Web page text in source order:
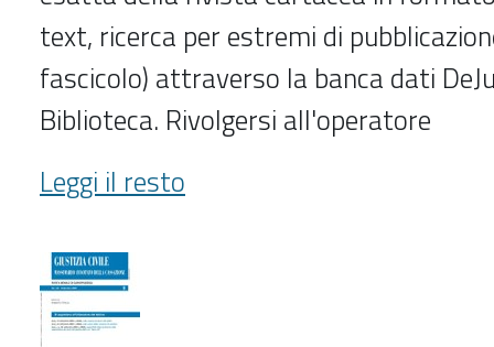
text, ricerca per estremi di
fascicolo) attraverso la banca dati
Biblioteca. Rivolgersi all'operatore
Giustizia
civile
-
Leggi il resto